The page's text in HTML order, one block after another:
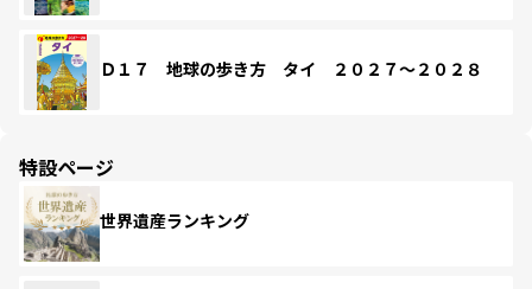
Ｄ１７ 地球の歩き方 タイ ２０２７～２０２８
特設ページ
世界遺産ランキング